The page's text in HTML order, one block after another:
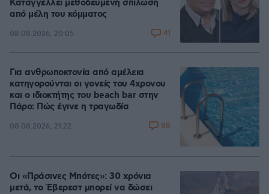
Καταγγέλλει μεθοδευμένη σπίλωση
από μέλη του κόμματος
08.08.2026, 20:05 41
Για ανθρωποκτονία από αμέλεια
κατηγορούνται οι γονείς του 4χρονου
και ο ιδιοκτήτης του beach bar στην
Πάρο: Πώς έγινε η τραγωδία
08.08.2026, 21:22 88
Οι «Πράσινες Μπότες»: 30 χρόνια
μετά, το Έβερεστ μπορεί να δώσει